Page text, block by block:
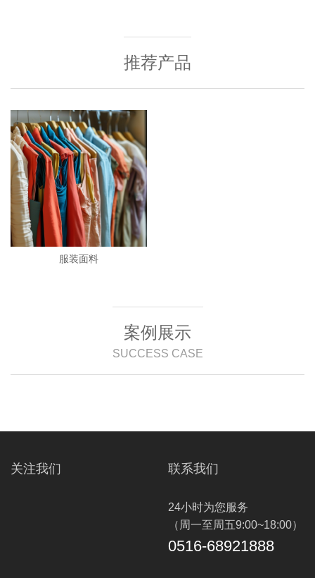
推荐产品
服装面料
案例展示
SUCCESS CASE
关注我们 联系我们
24小时为您服务
（周一至周五9:00~18:00）
0516-68921888